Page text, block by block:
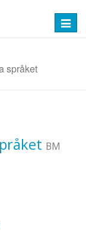
språket
BM